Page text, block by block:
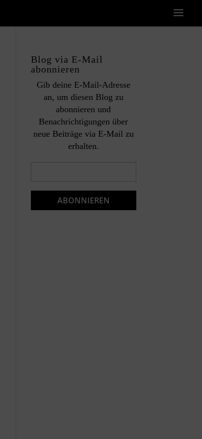
Blog via E-Mail
abonnieren
Gib deine E-Mail-Adresse
an, um diesen Blog zu
abonnieren und
Benachrichtigungen über
neue Beiträge via E-Mail zu
erhalten.
ABONNIEREN